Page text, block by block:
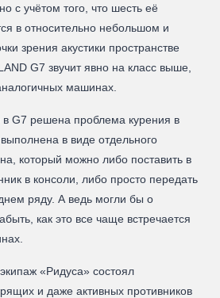
с учётом того, что шесть её
в относительно небольшом и
зрения акустики пространстве
G7 звучит явно на класс выше,
машинах.
в G7 решена проблема курения в
в виде отдельного
который можно либо поставить в
в консоли, либо просто передать
ряду. А ведь могли бы о
как это все чаще встречается
«Ридуса» состоял
и даже активных противников